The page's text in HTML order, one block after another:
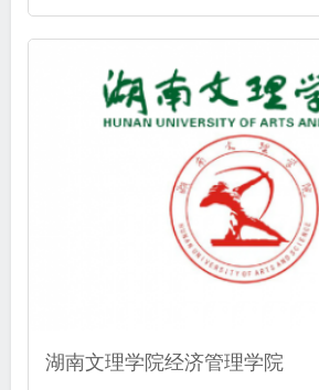
湖南文理学院经济管理学院